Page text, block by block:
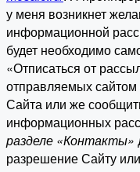
у меня возникнет
информационной
будет необходимо
«Отписаться от
отправляемых сайтом
Сайта или же
информационных
разделе «Контакты»
разрешение Сайту